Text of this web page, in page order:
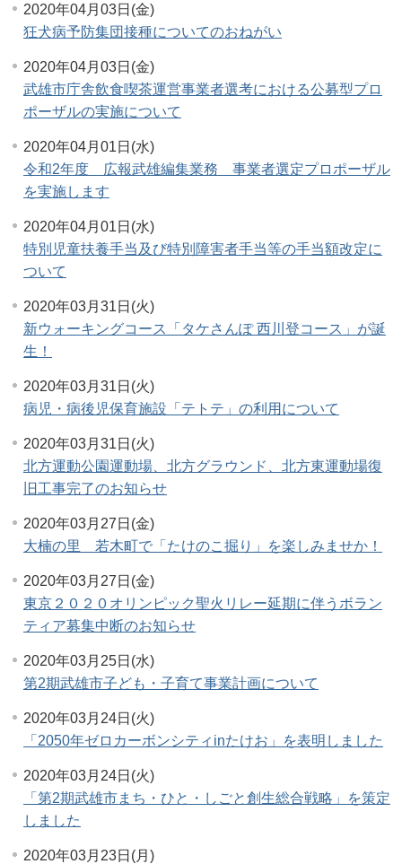
2020年04月03日(金)
狂犬病予防集団接種についてのおねがい
2020年04月03日(金)
武雄市庁舎飲食喫茶運営事業者選考における公募型プロ
ポーザルの実施について
2020年04月01日(水)
令和2年度 広報武雄編集業務 事業者選定プロポーザル
を実施します
2020年04月01日(水)
特別児童扶養手当及び特別障害者手当等の手当額改定に
ついて
2020年03月31日(火)
新ウォーキングコース「タケさんぽ 西川登コース」が誕
生！
2020年03月31日(火)
病児・病後児保育施設「テトテ」の利用について
2020年03月31日(火)
北方運動公園運動場、北方グラウンド、北方東運動場復
旧工事完了のお知らせ
2020年03月27日(金)
大楠の里 若木町で「たけのこ掘り」を楽しみませか！
2020年03月27日(金)
東京２０２０オリンピック聖火リレー延期に伴うボラン
ティア募集中断のお知らせ
2020年03月25日(水)
第2期武雄市子ども・子育て事業計画について
2020年03月24日(火)
「2050年ゼロカーボンシティinたけお」を表明しました
2020年03月24日(火)
「第2期武雄市まち・ひと・しごと創生総合戦略」を策定
しました
2020年03月23日(月)